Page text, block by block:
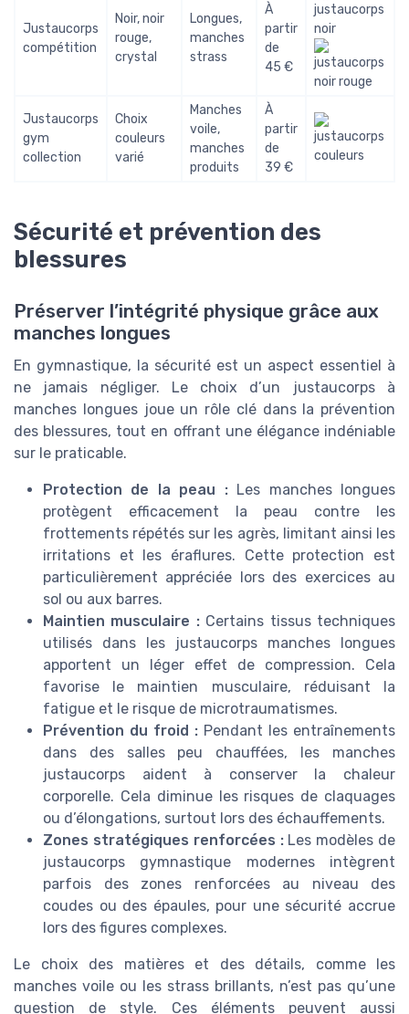
Justaucorps
compétition
Noir, noir
rouge,
crystal
Longues,
manches
strass
À
partir
de
45 €
Justaucorps
gym
collection
Choix
couleurs
varié
Manches
voile,
manches
produits
À
partir
de
39 €
Sécurité et prévention des
blessures
Préserver l’intégrité physique grâce aux
manches longues
En gymnastique, la sécurité est un aspect essentiel à
ne jamais négliger. Le choix d’un justaucorps à
manches longues joue un rôle clé dans la prévention
des blessures, tout en offrant une élégance indéniable
sur le praticable.
Protection de la peau :Les manches longues
protègent efficacement la peau contre les
frottements répétés sur les agrès, limitant ainsi les
irritations et les éraflures. Cette protection est
particulièrement appréciée lors des exercices au
sol ou aux barres.
Maintien musculaire :Certains tissus techniques
utilisés dans les justaucorps manches longues
apportent un léger effet de compression. Cela
favorise le maintien musculaire, réduisant la
fatigue et le risque de microtraumatismes.
Prévention du froid : Pendant les entraînements
dans des salles peu chauffées, les manches
justaucorps aident à conserver la chaleur
corporelle. Cela diminue les risques de claquages
ou d’élongations, surtout lors des échauffements.
Zones stratégiques renforcées :Les modèles de
justaucorps gymnastique modernes intègrent
parfois des zones renforcées au niveau des
coudes ou des épaules, pour une sécurité accrue
lors des figures complexes.
Le choix des matières et des détails, comme les
manches voile ou les strass brillants, n’est pas qu’une
question de style. Ces éléments peuvent aussi